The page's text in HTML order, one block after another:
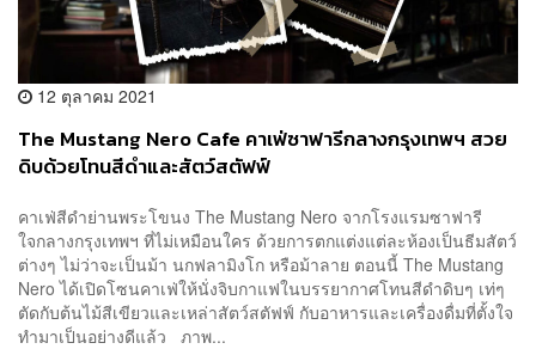
12 ตุลาคม 2021
The Mustang Nero Cafe คาเฟ่ซาฟารีกลางกรุงเทพฯ สวย
ดิบด้วยโทนสีดำและสัตว์สตัฟฟ์
คาเฟ่สีดำย่านพระโขนง The Mustang Nero จากโรงแรมซาฟารี
ใจกลางกรุงเทพฯ ที่ไม่เหมือนใคร ด้วยการตกแต่งแต่ละห้องเป็นธีมสัตว์
ต่างๆ ไม่ว่าจะเป็นม้า นกฟลามิงโก หรือม้าลาย ตอนนี้ The Mustang
Nero ได้เปิดโซนคาเฟ่ให้นั่งจิบกาแฟในบรรยากาศโทนสีดำดิบๆ เท่ๆ
ตัดกับต้นไม้สีเขียวและเหล่าสัตว์สตัฟฟ์ กับอาหารและเครื่องดื่มที่ตั้งใจ
ทำมาเป็นอย่างดีแล้ว ภาพ...